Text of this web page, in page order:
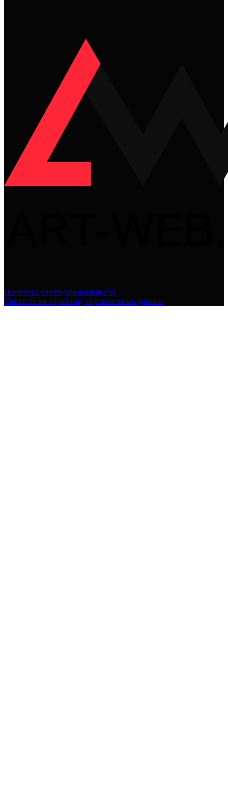
Политика конфиденциальности
Согласие на обработку персональных данных